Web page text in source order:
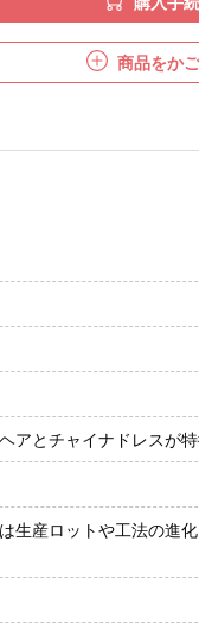
商品をか
とチャイナドレスが特
生産ロットや工法の進